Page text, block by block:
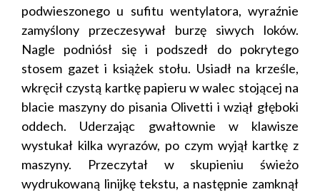
podwieszonego u sufitu wentylatora, wyraźnie
zamyślony przeczesywał burzę siwych loków.
Nagle podniósł się i podszedł do pokrytego
stosem gazet i książek stołu. Usiadł na krześle,
wkręcił czystą kartkę papieru w walec stojącej na
blacie maszyny do pisania Olivetti i wziął głęboki
oddech. Uderzając gwałtownie w klawisze
wystukał kilka wyrazów, po czym wyjął kartkę z
maszyny. Przeczytał w skupieniu świeżo
wydrukowaną linijkę tekstu, a następnie zamknął